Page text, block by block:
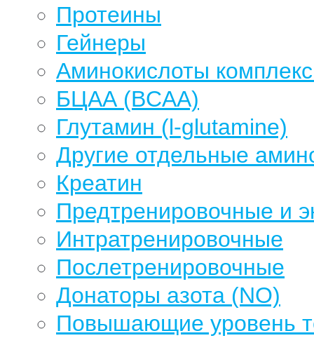
Протеины
Гейнеры
Аминокислоты
БЦАА (BCAA)
Глутамин (l-glutamine)
Другие отдельные
Креатин
Предтренировочные и
Интратренировочные
Послетренировочные
Донаторы азота (NO)
Повышающие уровень